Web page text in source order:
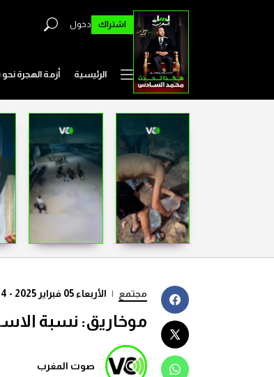
اشتراك دخول
الرئيسية أزمة الهجرة
مجتمع | الأربعاء 05 فبراير 2025 - 16:44
موخاريق: نسبة
صوت المغرب